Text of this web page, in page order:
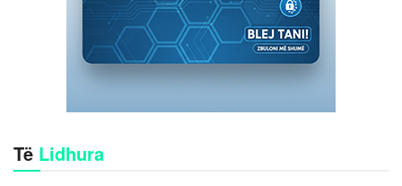
Të Lidhura